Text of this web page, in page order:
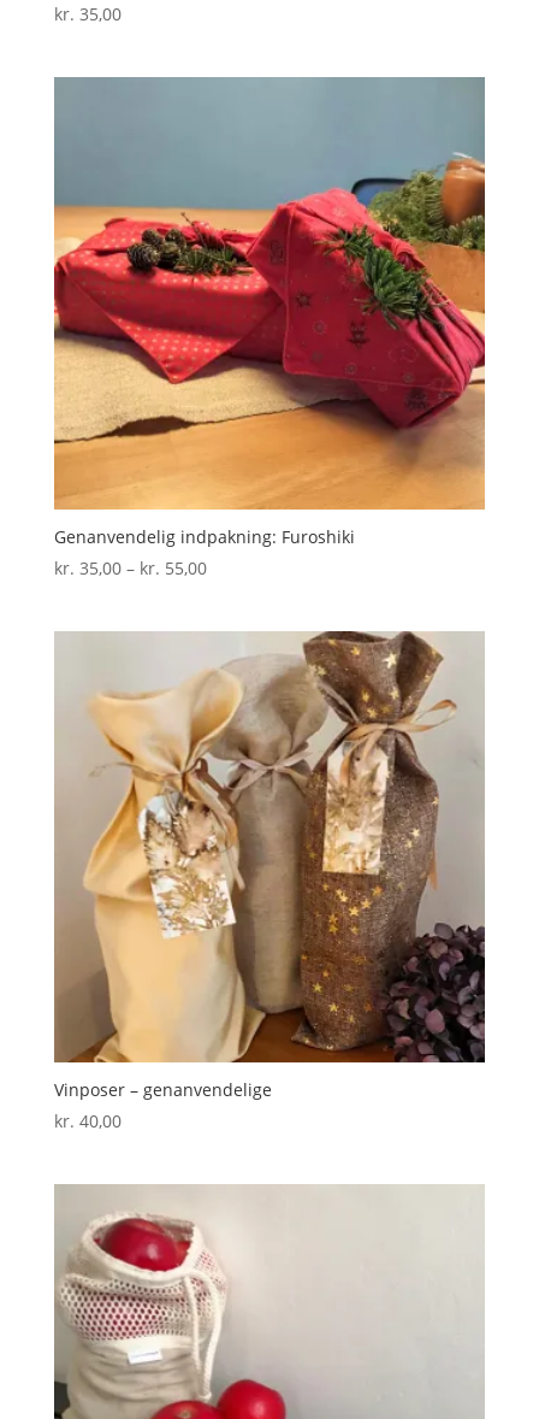
kr. 35,00
Genanvendelig indpakning: Furoshiki
kr. 35,00 – kr. 55,00Prisinterval:
Vinposer – genanvendelige
kr. 40,00